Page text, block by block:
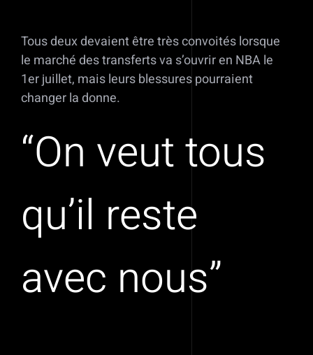
Tous deux devaient être très convoités lorsque
le marché des transferts va s’ouvrir en NBA le
1er juillet, mais leurs blessures pourraient
changer la donne.
“On veut tous
qu’il reste
avec nous”